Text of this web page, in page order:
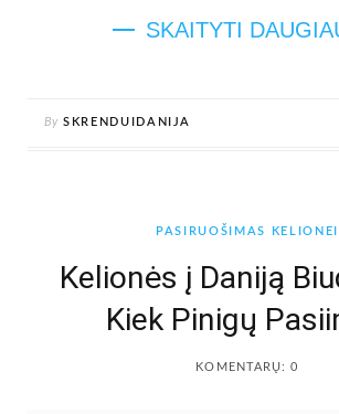
SKAITYTI
By SKRENDUIDANIJA
PASIRUOŠIMAS KELIONEI
Kelionės į Daniją
Kiek Pinigų
KOMENTARŲ: 0